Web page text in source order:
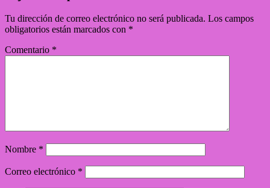
Tu dirección de correo electrónico no será publicada. Los campos
obligatorios están marcados con *
Comentario *
Nombre *
Correo electrónico *